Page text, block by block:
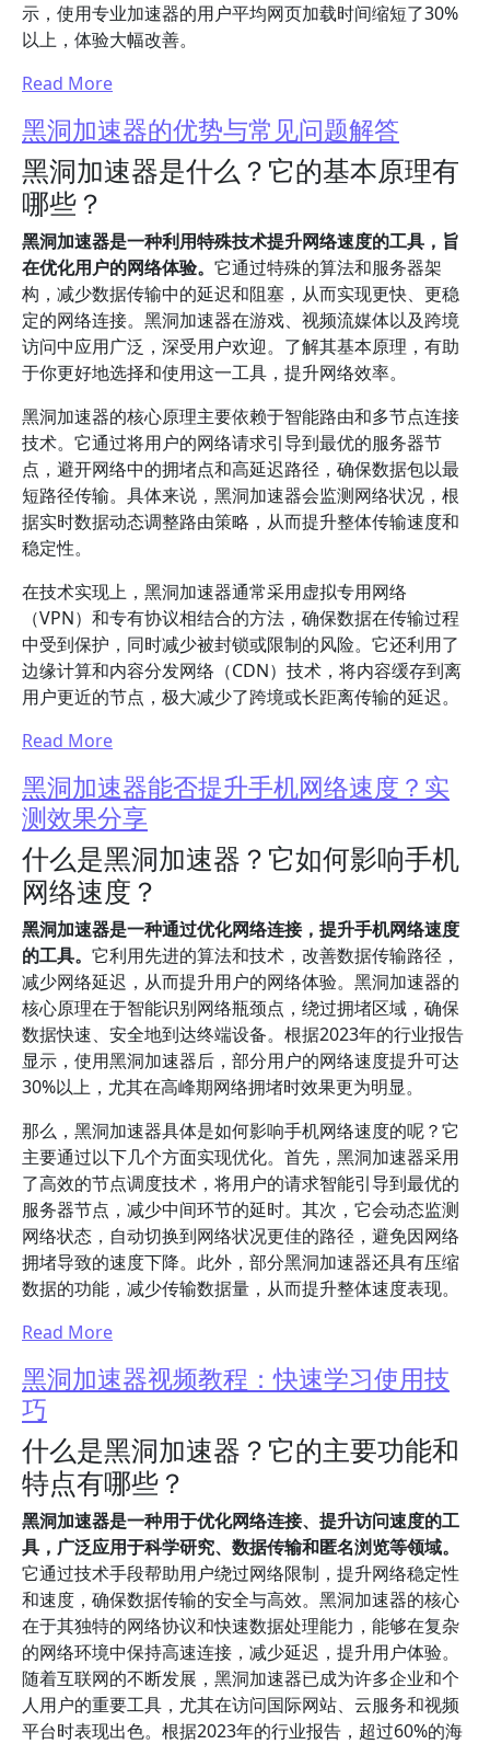
示，使用专业加速器的用户平均网页加载时间缩短了30%
以上，体验大幅改善。
Read More
黑洞加速器的优势与常见问题解答
黑洞加速器是什么？它的基本原理有
哪些？
黑洞加速器是一种利用特殊技术提升网络速度的工具，旨
在优化用户的网络体验。 它通过特殊的算法和服务器架
构，减少数据传输中的延迟和阻塞，从而实现更快、更稳
定的网络连接。黑洞加速器在游戏、视频流媒体以及跨境
访问中应用广泛，深受用户欢迎。了解其基本原理，有助
于你更好地选择和使用这一工具，提升网络效率。
黑洞加速器的核心原理主要依赖于智能路由和多节点连接
技术。它通过将用户的网络请求引导到最优的服务器节
点，避开网络中的拥堵点和高延迟路径，确保数据包以最
短路径传输。具体来说，黑洞加速器会监测网络状况，根
据实时数据动态调整路由策略，从而提升整体传输速度和
稳定性。
在技术实现上，黑洞加速器通常采用虚拟专用网络
（VPN）和专有协议相结合的方法，确保数据在传输过程
中受到保护，同时减少被封锁或限制的风险。它还利用了
边缘计算和内容分发网络（CDN）技术，将内容缓存到离
用户更近的节点，极大减少了跨境或长距离传输的延迟。
Read More
黑洞加速器能否提升手机网络速度？实
测效果分享
什么是黑洞加速器？它如何影响手机
网络速度？
黑洞加速器是一种通过优化网络连接，提升手机网络速度
的工具。 它利用先进的算法和技术，改善数据传输路径，
减少网络延迟，从而提升用户的网络体验。黑洞加速器的
核心原理在于智能识别网络瓶颈点，绕过拥堵区域，确保
数据快速、安全地到达终端设备。根据2023年的行业报告
显示，使用黑洞加速器后，部分用户的网络速度提升可达
30%以上，尤其在高峰期网络拥堵时效果更为明显。
那么，黑洞加速器具体是如何影响手机网络速度的呢？它
主要通过以下几个方面实现优化。首先，黑洞加速器采用
了高效的节点调度技术，将用户的请求智能引导到最优的
服务器节点，减少中间环节的延时。其次，它会动态监测
网络状态，自动切换到网络状况更佳的路径，避免因网络
拥堵导致的速度下降。此外，部分黑洞加速器还具有压缩
数据的功能，减少传输数据量，从而提升整体速度表现。
Read More
黑洞加速器视频教程：快速学习使用技
巧
什么是黑洞加速器？它的主要功能和
特点有哪些？
黑洞加速器是一种用于优化网络连接、提升访问速度的工
具，广泛应用于科学研究、数据传输和匿名浏览等领域。
它通过技术手段帮助用户绕过网络限制，提升网络稳定性
和速度，确保数据传输的安全与高效。黑洞加速器的核心
在于其独特的网络协议和快速数据处理能力，能够在复杂
的网络环境中保持高速连接，减少延迟，提升用户体验。
随着互联网的不断发展，黑洞加速器已成为许多企业和个
人用户的重要工具，尤其在访问国际网站、云服务和视频
平台时表现出色。根据2023年的行业报告，超过60%的海